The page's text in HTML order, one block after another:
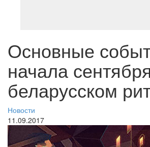
Основные
начала
беларусском
Новости
11.09.2017